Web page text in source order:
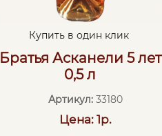
Купить в один клик
Братья Асканели 5 лет
0,5 л
Артикул:33180
Цена: 1р.